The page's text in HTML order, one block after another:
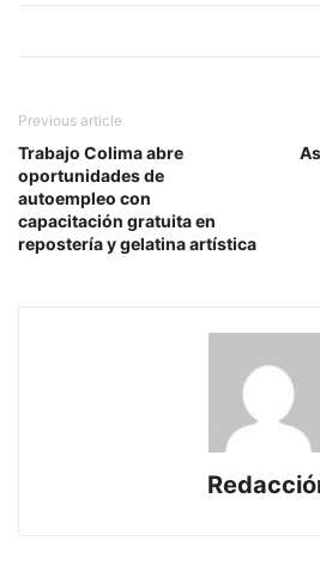
Previous article
Trabajo Colima abre
oportunidades de
autoempleo con
capacitación gratuita en
repostería y gelatina artística